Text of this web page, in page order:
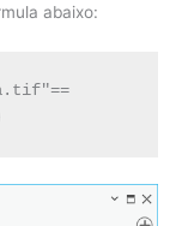
abaixo: